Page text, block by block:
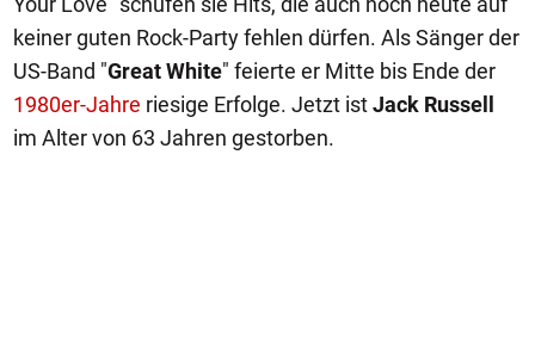
keiner guten Rock-Party fehlen dürfen. Als Sänger der
US-Band "Great White" feierte er Mitte bis Ende der
1980er-Jahre riesige Erfolge. Jetzt istJack Russell
im Alter von 63 Jahren gestorben.